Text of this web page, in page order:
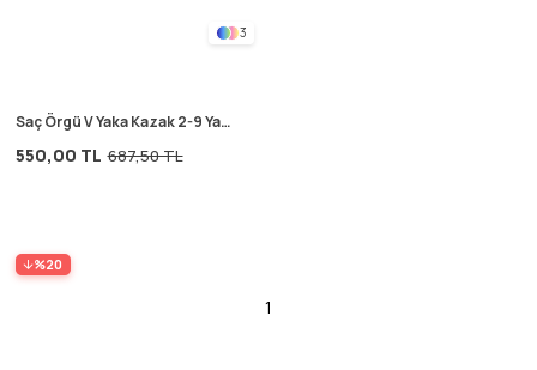
3
Saç Örgü V Yaka Kazak 2-9 Yaş
550,00 TL 687,50 TL
%20
1